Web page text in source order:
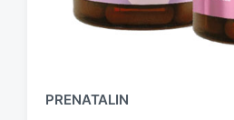
PRENATALIN